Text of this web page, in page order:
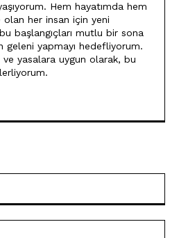
Hem hayatımda hem
her insan için yeni
başlangıçları mutlu bir sona
geleni yapmayı hedefliyorum.
yasalara uygun olarak, bu